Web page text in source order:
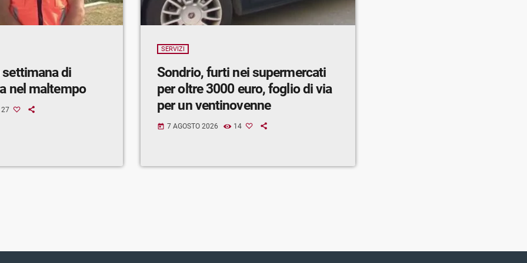
settimana di
nel maltempo
27
SERVIZI
Sondrio, furti nei supermercati
per oltre 3000 euro, foglio di via
per un ventinovenne
today 7 AGOSTO 2026 14